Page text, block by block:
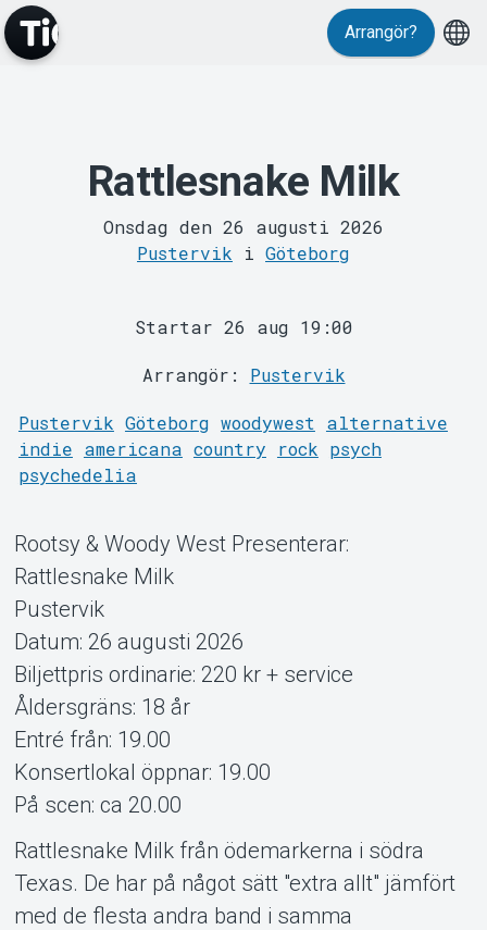
MyTickster
Support
Om Tickster
Arrangör?
Rattlesnake Milk
Onsdag den 26 augusti 2026
Pustervik i Göteborg
Startar 26 aug 19:00
Arrangör: Pustervik
Pustervik Göteborg woodywest
alternative
indie americana country rock psych
psychedelia
Rootsy & Woody West Presenterar:
Rattlesnake Milk
Pustervik
Datum: 26 augusti 2026
Biljettpris ordinarie: 220 kr + service
Åldersgräns: 18 år
Entré från: 19.00
Konsertlokal öppnar: 19.00
På scen: ca 20.00
Rattlesnake Milk från ödemarkerna i södra
Texas. De har på något sätt "extra allt" jämfört
med de flesta andra band i samma